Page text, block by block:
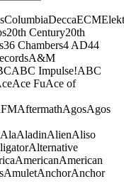
ColumbiaDeccaECM
20th Century20th
36 Chambers4 AD44
A&M
ABC Impulse!ABC
Ace FuAce of
AftermathAgosAgos
AlaAladinAlienAliso
Alternative
AmericanAmerican
AmuletAnchorAnchor